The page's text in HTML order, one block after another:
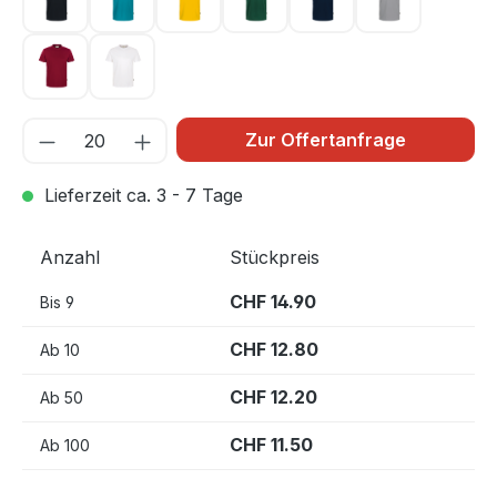
schwarz 005smaragd 012sonne 035tanne 072tinte 034 titan 043
weinrot 017weiß 001
Zur Offertanfrage
Lieferzeit ca. 3 - 7 Tage
Anzahl Stückpreis
Bis 9 CHF 14.90
Ab 10 CHF 12.80
Ab 50 CHF 12.20
Ab 100 CHF 11.50